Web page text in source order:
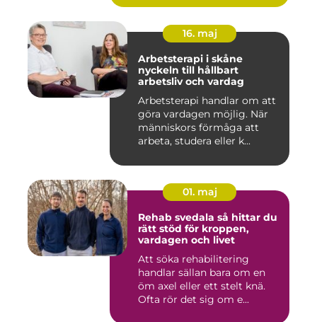
16. maj
Arbetsterapi i skåne
nyckeln till hållbart
arbetsliv och vardag
Arbetsterapi handlar om att
göra vardagen möjlig. När
människors förmåga att
arbeta, studera eller k...
01. maj
Rehab svedala så hittar du
rätt stöd för kroppen,
vardagen och livet
Att söka rehabilitering
handlar sällan bara om en
öm axel eller ett stelt knä.
Ofta rör det sig om e...